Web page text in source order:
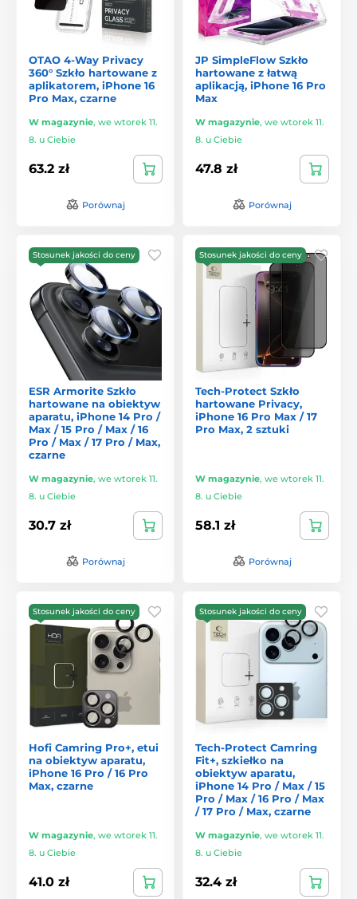
OTAO 4-Way Privacy
360° Szkło hartowane z
aplikatorem, iPhone 16
Pro Max, czarne
W magazynie, we wtorek 11.
8. u Ciebie
63.2 zł
Porównaj
JP SimpleFlow Szkło
hartowane z łatwą
aplikacją, iPhone 16 Pro
Max
W magazynie, we wtorek 11.
8. u Ciebie
47.8 zł
Porównaj
Stosunek jakości do ceny
ESR Armorite Szkło
hartowane na obiektyw
aparatu, iPhone 14 Pro /
Max / 15 Pro / Max / 16
Pro / Max / 17 Pro / Max,
czarne
W magazynie, we wtorek 11.
8. u Ciebie
30.7 zł
Porównaj
Stosunek jakości do ceny
Tech-Protect Szkło
hartowane Privacy,
iPhone 16 Pro Max / 17
Pro Max, 2 sztuki
W magazynie, we wtorek 11.
8. u Ciebie
58.1 zł
Porównaj
Stosunek jakości do ceny
Hofi Camring Pro+, etui
na obiektyw aparatu,
iPhone 16 Pro / 16 Pro
Max, czarne
W magazynie, we wtorek 11.
8. u Ciebie
41.0 zł
Stosunek jakości do ceny
Tech-Protect Camring
Fit+, szkiełko na
obiektyw aparatu,
iPhone 14 Pro / Max / 15
Pro / Max / 16 Pro / Max
/ 17 Pro / Max, czarne
W magazynie, we wtorek 11.
8. u Ciebie
32.4 zł